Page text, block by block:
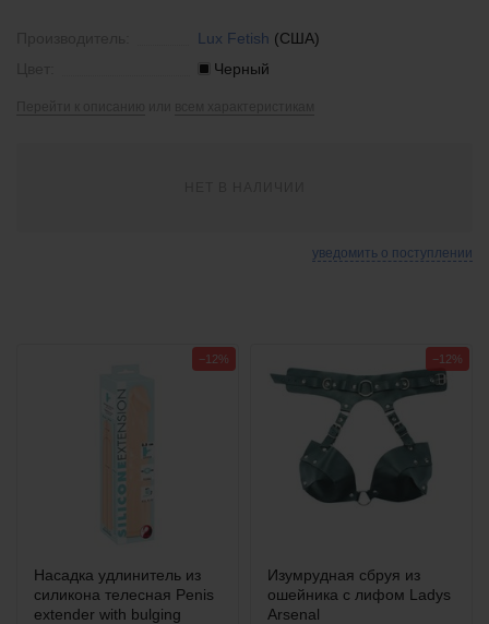
Lux Fetish (США)
Черный
уведомить о поступлении
Насадка удлинитель из
силикона телесная Penis
extender with bulging
−12%
Изумрудная сбруя из
ошейника с лифом Ladys
Arsenal
−12%